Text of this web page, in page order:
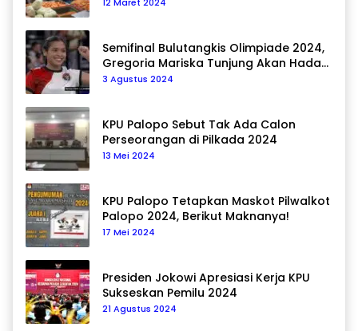
Semifinal Bulutangkis Olimpiade 2024,
Gregoria Mariska Tunjung Akan Hadapi
Pemain Asal Korea Selatan
3 Agustus 2024
KPU Palopo Sebut Tak Ada Calon
Perseorangan di Pilkada 2024
13 Mei 2024
KPU Palopo Tetapkan Maskot Pilwalkot
Palopo 2024, Berikut Maknanya!
17 Mei 2024
Presiden Jokowi Apresiasi Kerja KPU
Sukseskan Pemilu 2024
21 Agustus 2024